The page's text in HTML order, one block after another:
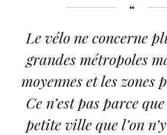
Le vélo ne concerne
grandes métropoles
moyennes et les zones
Ce n’est pas parce
petite ville que l’on